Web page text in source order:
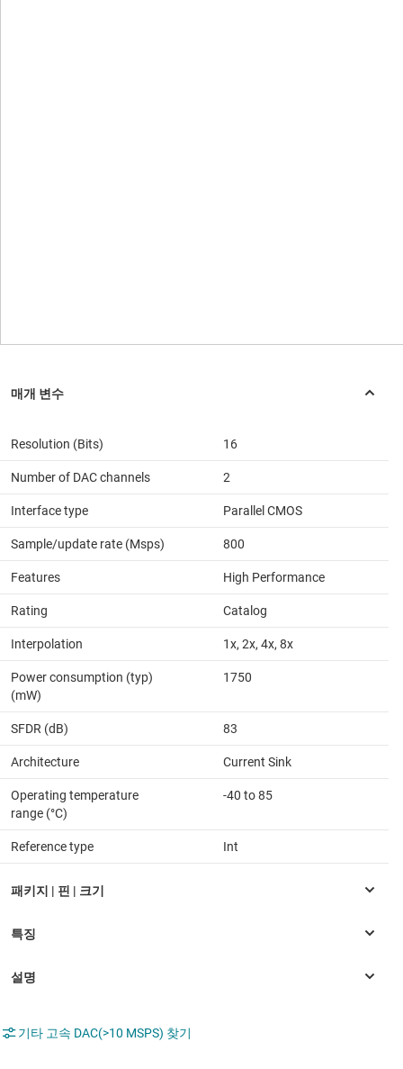
Resolution (Bits) 16
Number of DAC channels 2
Interface type Parallel CMOS
Sample/update rate (Msps) 800
Features High Performance
Rating Catalog
Interpolation 1x, 2x, 4x, 8x
Power consumption (typ)
(mW)
1750
SFDR (dB) 83
Architecture Current Sink
Operating temperature
range (°C)
-40 to 85
Reference type Int
기타 고속 DAC(>10 MSPS) 찾기